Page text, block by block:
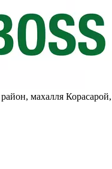
махалля